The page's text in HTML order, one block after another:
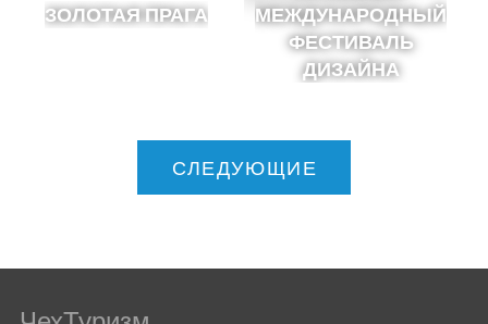
ЗОЛОТАЯ ПРАГА
МЕЖДУНАРОДНЫЙ
ФЕСТИВАЛЬ
ДИЗАЙНА
СЛЕДУЮЩИЕ